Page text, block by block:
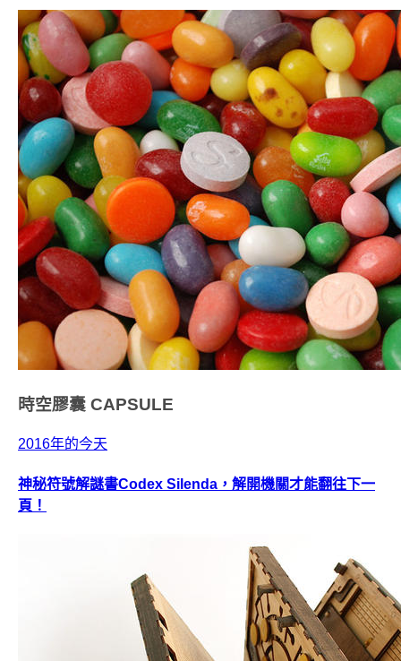
時空膠囊 CAPSULE
2016年的今天
神秘符號解謎書Codex Silenda，解開機關才能翻往下一
頁！